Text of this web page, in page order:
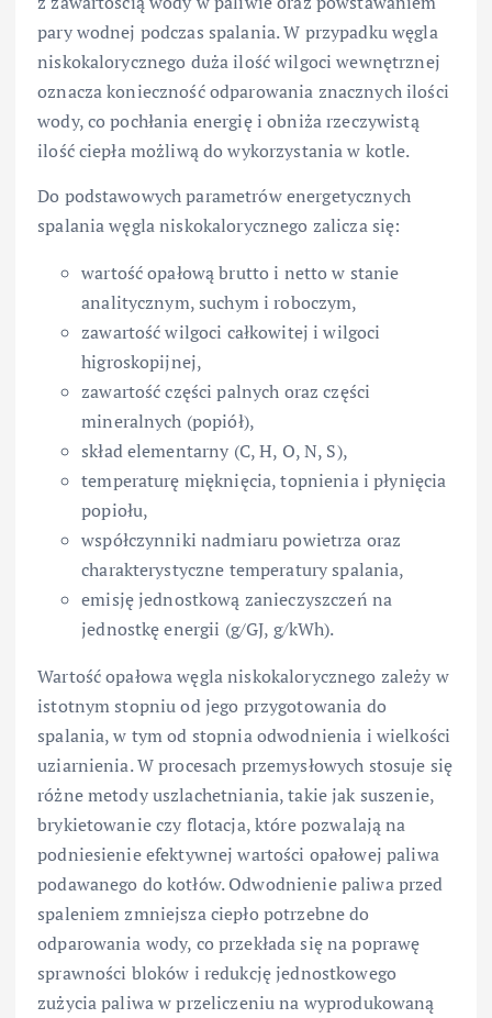
pary wodnej podczas spalania. W przypadku węgla
niskokalorycznego duża ilość wilgoci wewnętrznej
oznacza konieczność odparowania znacznych ilości
wody, co pochłania energię i obniża rzeczywistą
ilość ciepła możliwą do wykorzystania w kotle.
Do podstawowych parametrów energetycznych
spalania węgla niskokalorycznego zalicza się:
wartość opałową brutto i netto w stanie
analitycznym, suchym i roboczym,
zawartość wilgoci całkowitej i wilgoci
higroskopijnej,
zawartość części palnych oraz części
mineralnych (popiół),
skład elementarny (C, H, O, N, S),
temperaturę mięknięcia, topnienia i płynięcia
popiołu,
współczynniki nadmiaru powietrza oraz
charakterystyczne temperatury spalania,
emisję jednostkową zanieczyszczeń na
jednostkę energii (g/GJ, g/kWh).
Wartość opałowa węgla niskokalorycznego zależy w
istotnym stopniu od jego przygotowania do
spalania, w tym od stopnia odwodnienia i wielkości
uziarnienia. W procesach przemysłowych stosuje się
różne metody uszlachetniania, takie jak suszenie,
brykietowanie czy flotacja, które pozwalają na
podniesienie efektywnej wartości opałowej paliwa
podawanego do kotłów. Odwodnienie paliwa przed
spaleniem zmniejsza ciepło potrzebne do
odparowania wody, co przekłada się na poprawę
sprawności bloków i redukcję jednostkowego
zużycia paliwa w przeliczeniu na wyprodukowaną